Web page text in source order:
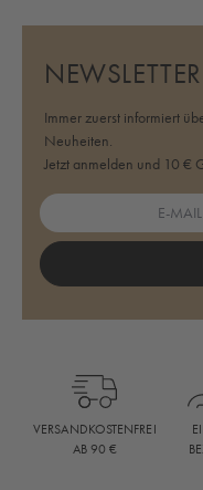
NEWSLETTER
Immer zuerst informiert
Neuheiten.
Jetzt anmelden und 10 €
VERSANDKOSTENFREI
AB 90 €